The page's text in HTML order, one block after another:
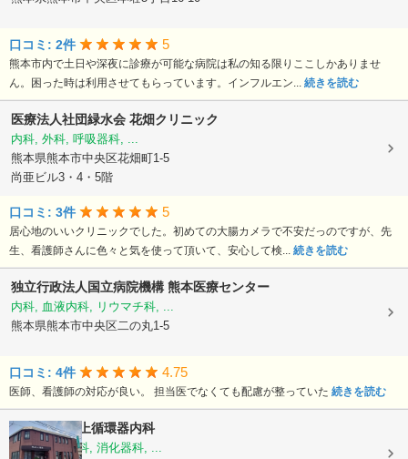
口コミ: 2件 5
熊本市内で土日や深夜に診療が可能な病院は私の知る限りここしかありませ
ん。困った時は利用させてもらっています。インフルエン... 続きを読む
医療法人社団緑水会 花畑クリニック
内科, 外科, 呼吸器科, ...
熊本県熊本市中央区花畑町1-5
尚亜ビル3・4・5階
口コミ: 3件 5
居心地のいいクリニックでした。初めての大腸カメラで不安だっのですが、先
生、看護師さんに色々と気を使って頂いて、安心して検... 続きを読む
独立行政法人国立病院機構熊本医療センター
内科, 血液内科, リウマチ科, ...
熊本県熊本市中央区二の丸1-5
口コミ: 4件 4.75
医師、看護師の対応が良い。 担当医でなくても配慮が整っていた 続きを読む
医療法人村上循環器内科
内科, 呼吸器科, 消化器科, ...